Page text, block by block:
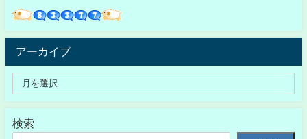
アーカイブ
検索